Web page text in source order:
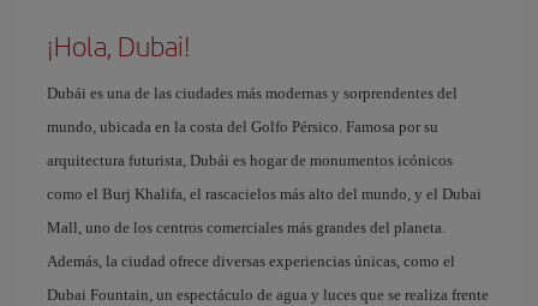
¡Hola, Dubai!
Dubái es una de las ciudades más modernas y sorprendentes del
mundo, ubicada en la costa del Golfo Pérsico. Famosa por su
arquitectura futurista, Dubái es hogar de monumentos icónicos
como el Burj Khalifa, el rascacielos más alto del mundo, y el Dubai
Mall, uno de los centros comerciales más grandes del planeta.
Además, la ciudad ofrece diversas experiencias únicas, como el
Dubai Fountain, un espectáculo de agua y luces que se realiza frente